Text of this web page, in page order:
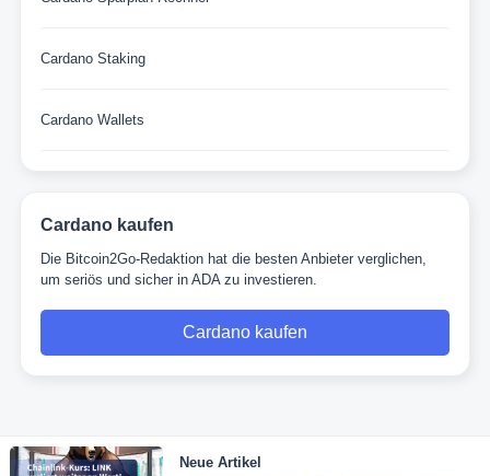
Cardano Staking
Cardano Wallets
Cardano kaufen
Die Bitcoin2Go-Redaktion hat die besten Anbieter verglichen,
um seriös und sicher in ADA zu investieren.
Cardano kaufen
Neue Artikel